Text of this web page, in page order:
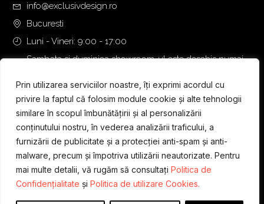
Prin utilizarea serviciilor noastre, îți exprimi acordul cu
privire la faptul că folosim module cookie și alte tehnologii
similare în scopul îmbunătățirii și al personalizării
conținutului nostru, în vederea analizării traficului, a
furnizării de publicitate și a protecției anti-spam și anti-
malware, precum și împotriva utilizării neautorizate. Pentru
mai multe detalii, vă rugăm să consultați Politica de
Confidențialitate și Politica de utilizare Cookies.
info@exclusivdesign.ro
Bucuresti
Luni - Vineri: 9:00 - 17:00
Sambata si duminica showroom-ul este deschis numai